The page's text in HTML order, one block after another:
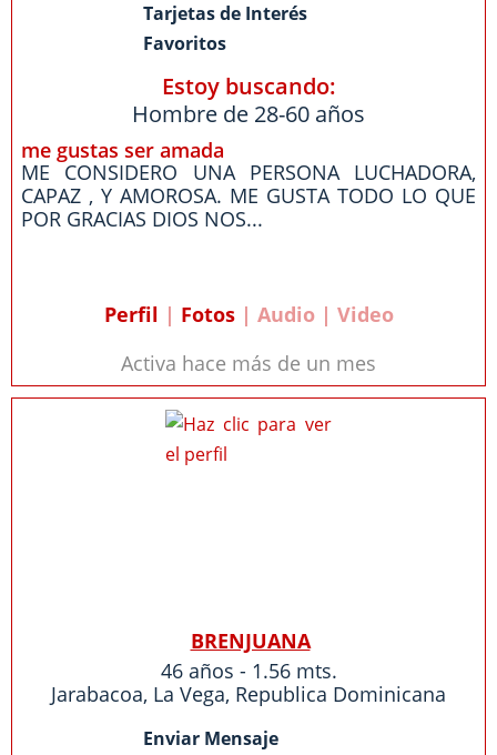
Tarjetas de Interés
Favoritos
Estoy buscando:
Hombre de 28-60 años
me gustas ser amada
ME CONSIDERO UNA PERSONA LUCHADORA,
CAPAZ , Y AMOROSA. ME GUSTA TODO LO QUE
POR GRACIAS DIOS NOS...
Perfil | Fotos| Audio | Video
Activa hace más de un mes
BRENJUANA
46 años - 1.56 mts.
Jarabacoa, La Vega, Republica Dominicana
Enviar Mensaje